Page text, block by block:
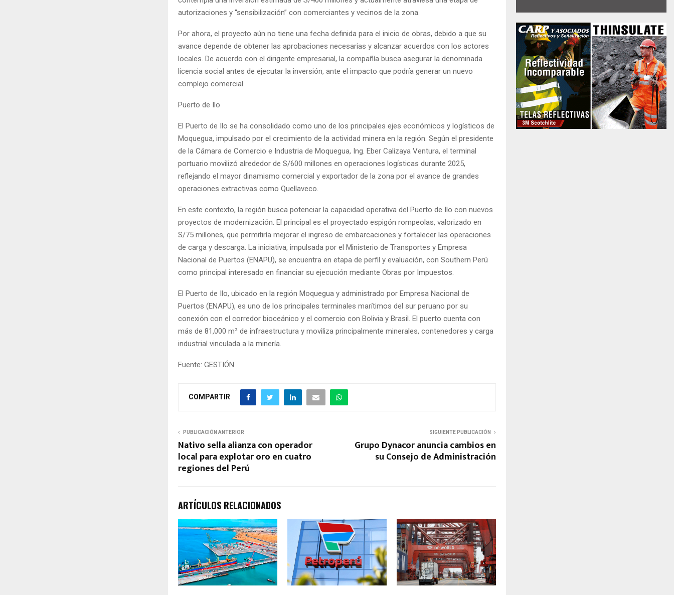
autorizaciones y “sensibilización” con comerciantes y vecinos de la zona.
Por ahora, el proyecto aún no tiene una fecha definida para el inicio de obras, debido a que su
avance depende de obtener las aprobaciones necesarias y alcanzar acuerdos con los actores
locales. De acuerdo con el dirigente empresarial, la compañía busca asegurar la denominada
licencia social antes de ejecutar la inversión, ante el impacto que podría generar un nuevo
complejo comercial.
Puerto de Ilo
El Puerto de Ilo se ha consolidado como uno de los principales ejes económicos y logísticos de
Moquegua, impulsado por el crecimiento de la actividad minera en la región. Según el presidente
de la Cámara de Comercio e Industria de Moquegua, Ing. Eber Calizaya Ventura, el terminal
portuario movilizó alrededor de S/600 millones en operaciones logísticas durante 2025,
reflejando el mayor dinamismo comercial y exportador de la zona por el avance de grandes
operaciones extractivas como Quellaveco.
En este contexto, la región busca potenciar la capacidad operativa del Puerto de Ilo con nuevos
proyectos de modernización. El principal es el proyectado espigón rompeolas, valorizado en
S/75 millones, que permitiría mejorar el ingreso de embarcaciones y fortalecer las operaciones
de carga y descarga. La iniciativa, impulsada por el Ministerio de Transportes y Empresa
Nacional de Puertos (ENAPU), se encuentra en etapa de perfil y evaluación, con Southern Perú
como principal interesado en financiar su ejecución mediante Obras por Impuestos.
El Puerto de Ilo, ubicado en la región Moquegua y administrado por Empresa Nacional de
Puertos (ENAPU), es uno de los principales terminales marítimos del sur peruano por su
conexión con el corredor bioceánico y el comercio con Bolivia y Brasil. El puerto cuenta con
más de 81,000 m² de infraestructura y moviliza principalmente minerales, contenedores y carga
industrial vinculada a la minería.
Fuente: GESTIÓN.
COMPARTIR
PUBLICACIÓN ANTERIOR
Nativo sella alianza con operador
local para explotar oro en cuatro
regiones del Perú
SIGUIENTE PUBLICACIÓN
Grupo Dynacor anuncia cambios en
su Consejo de Administración
ARTÍCULOS RELACIONADOS